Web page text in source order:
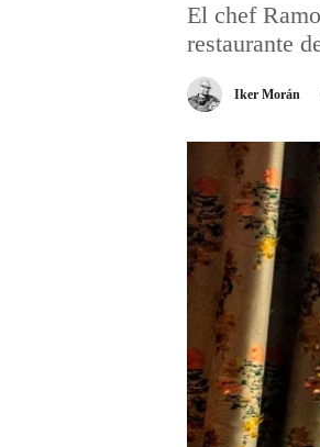
El chef
restaurante
Iker Morán